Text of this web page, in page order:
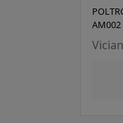
AM002